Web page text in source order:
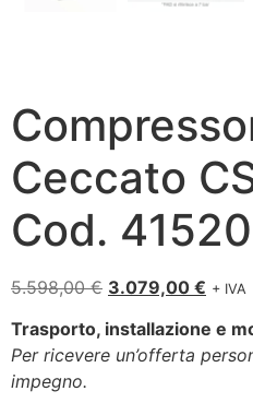
Ceccato
Cod.
5.598,00€ 3.079,00 € + IVA
Trasporto, installazione e
Per ricevere un’offerta
impegno.